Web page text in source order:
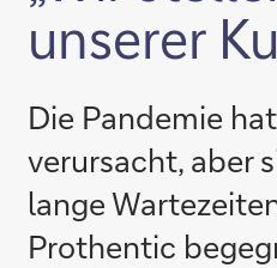
unserer
Die Pandemie
verursacht, aber
lange
Prothentic